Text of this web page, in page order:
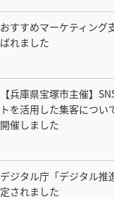
おすすめマーケティング
ばれました
【兵庫県宝塚市主催】
トを活用した集客につい
開催しました
デジタル庁「デジタル推
定されました